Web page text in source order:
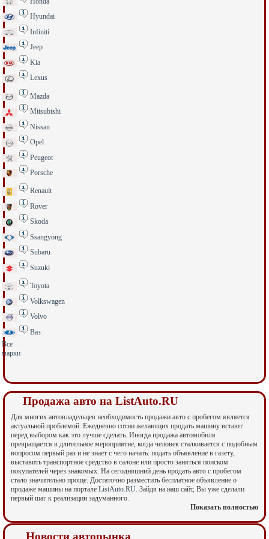
Hyundai
Infiniti
Jeep
Kia
Lexus
Mazda
Mitsubishi
Nissan
Opel
Peugeot
Porsche
Renault
Rover
Skoda
Ssangyong
Subaru
Suzuki
Toyota
Volkswagen
Volvo
Ваз
Все
марки
Продажа авто на ListAuto.RU
Для многих автовладельцев необходимость продажи авто с пробегом является
актуальной проблемой. Ежедневно сотни желающих продать машину встают
перед выбором как это лучше сделать. Иногда продажа автомобиля
превращается в длительное мероприятие, когда человек сталкивается с подобным
вопросом первый раз и не знает с чего начать: подать объявление в газету,
выставить транспортное средство в салоне или просто заняться поиском
покупателей через знакомых. На сегодняшний день продать авто с пробегом
стало значительно проще. Достаточно разместить бесплатное объявление о
продаже машины на портале ListAuto.RU. Зайдя на наш сайт, Вы уже сделали
первый шаг к реализации задуманного.
объявления о продаже авто с пробегом, отзывы об автомобилях, тестдрайвы
авто и другую полезную информацию. Вы всегда будете в курсе последних
Показать полностью
Новости авторынка